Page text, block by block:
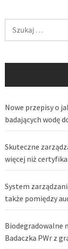
Nowe przepisy o
badających wodę
Skuteczne
więcej niż
System
także pomiędzy
Biodegradowalne
Badaczka PWr z